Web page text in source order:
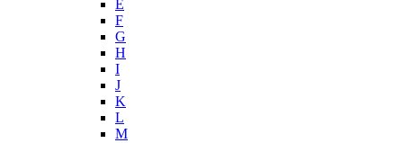
E
F
G
H
I
J
K
L
M